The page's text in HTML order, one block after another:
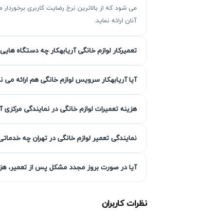
چرا تعمیر لوازم خانگی کنوود
تعمیر لوازم خانگی کنوود از جمله خدماتی
کنوود با دانش و تجهیزات تخصصی، سرعت و
شدن دستگاه جلوگیری کنند. قیمت تعمیر
گاهی یک ایراد ساده مانند خرابی سنسور
می شود که از بالاترین نرخ رضایت کاربری
آنان ارائه نماید.
تعمیرکار لوازم خانگی آریابهکار چه دستگاه
آیا آریابهکار سرویس لوازم خانگی هم ارائه می
هزینه تعمیرات لوازم خانگی در نمایندگی
نمایندگی تعمیر لوازم خانگی در تهران چه
آیا در صورت بروز مجدد مشکل پس از تعمیر،
نظرات کاربران